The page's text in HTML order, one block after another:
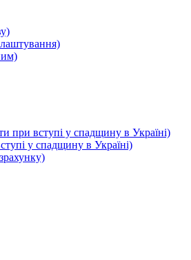
при вступі у спадщину в Україні)
у спадщину в Україні)